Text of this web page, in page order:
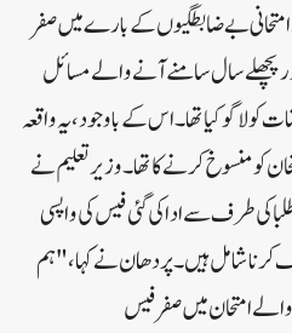
بے ضابطگیوں کے بارے میں صفر
پچھلے سال سامنے آنے والے مسائل
لاگو کیا تھا۔ اس کے باوجود، یہ واقعہ
کو منسوخ کرنے کا تھا۔وزیر تعلیم نے
کی طرف سے ادا کی گئی فیس کی واپسی
کرنا شامل ہیں۔ پردھان نے کہا، "ہم
امتحان میں صفر فیس